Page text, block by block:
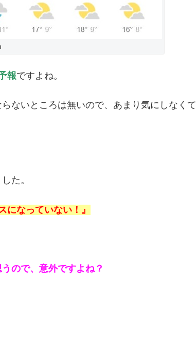
報ですよね。
ないところは無いので、あまり気にしなくて
た。
になっていない！』
ので、意外ですよね？